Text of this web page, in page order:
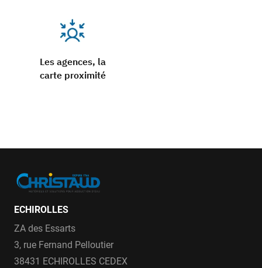
Les agences, la
carte proximité
ECHIROLLES
ZA des Essarts
3, rue Fernand Pelloutier
38431 ECHIROLLES CEDEX